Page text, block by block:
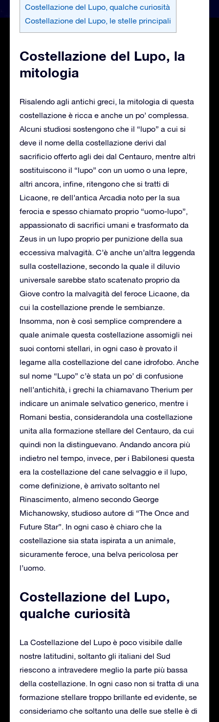
Costellazione del Lupo, qualche curiosità
Costellazione del Lupo, le stelle principali
Costellazione del Lupo, la
mitologia
Risalendo agli antichi greci, la mitologia di questa
costellazione è ricca e anche un po’ complessa.
Alcuni studiosi sostengono che il “lupo” a cui si
deve il nome della costellazione derivi dal
sacrificio offerto agli dei dal Centauro, mentre altri
sostituiscono il “lupo” con un uomo o una lepre,
altri ancora, infine, ritengono che si tratti di
Licaone, re dell’antica Arcadia noto per la sua
ferocia e spesso chiamato proprio “uomo-lupo”,
appassionato di sacrifici umani e trasformato da
Zeus in un lupo proprio per punizione della sua
eccessiva malvagità. C’è anche un’altra leggenda
sulla costellazione, secondo la quale il diluvio
universale sarebbe stato scatenato proprio da
Giove contro la malvagità del feroce Licaone, da
cui la costellazione prende le sembianze.
Insomma, non è così semplice comprendere a
quale animale questa costellazione assomigli nei
suoi contorni stellari, in ogni caso è provato il
legame alla costellazione del cane idrofobo. Anche
sul nome “Lupo” c’è stata un po’ di confusione
nell’antichità, i grechi la chiamavano Therium per
indicare un animale selvatico generico, mentre i
Romani bestia, considerandola una costellazione
unita alla formazione stellare del Centauro, da cui
quindi non la distinguevano. Andando ancora più
indietro nel tempo, invece, per i Babilonesi questa
era la costellazione del cane selvaggio e il lupo,
come definizione, è arrivato soltanto nel
Rinascimento, almeno secondo George
Michanowsky, studioso autore di “The Once and
Future Star”. In ogni caso è chiaro che la
costellazione sia stata ispirata a un animale,
sicuramente feroce, una belva pericolosa per
l’uomo.
Costellazione del Lupo,
qualche curiosità
La Costellazione del Lupo è poco visibile dalle
nostre latitudini, soltanto gli italiani del Sud
riescono a intravedere meglio la parte più bassa
della costellazione. In ogni caso non si tratta di una
formazione stellare troppo brillante ed evidente, se
consideriamo che soltanto una delle sue stelle è di